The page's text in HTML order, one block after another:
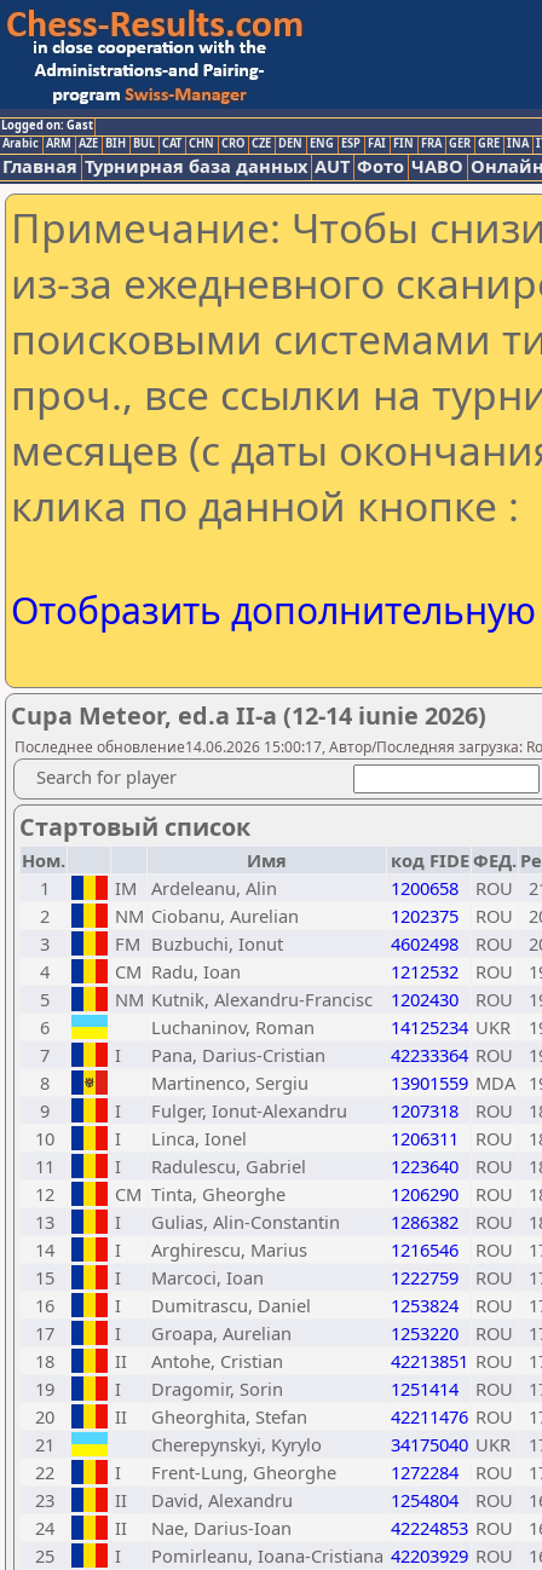
Logged on: Gast
Arabic ARM AZE BIH BUL CAT CHN CRO CZE DEN ENG ESP FAI FIN FRA GER GRE INA
Главная Турнирная база данных AUT Фото ЧАВО
Примечание: Чтобы
из-за ежедневного
поисковыми системами
проч., все ссылки на
месяцев (с даты
клика по данной кнопке :
Отобразить
Cupa Meteor, ed.a II-a (12-14 iunie 2026)
Последнее обновление14.06.2026 15:00:17, Автор/Последняя загрузка:
Search for player
Стартовый список
Ном. Имя код FIDEФЕД.
1
IM Ardeleanu, Alin 1200658 ROU
2
NM Ciobanu, Aurelian 1202375 ROU
3
FM Buzbuchi, Ionut 4602498 ROU
4
CM Radu, Ioan 1212532 ROU
5
NM Kutnik, Alexandru-Francisc 1202430 ROU
6
Luchaninov, Roman 14125234 UKR
7
I Pana, Darius-Cristian 42233364 ROU
8
Martinenco, Sergiu 13901559 MDA
9
I Fulger, Ionut-Alexandru 1207318 ROU
10
I Linca, Ionel 1206311 ROU
11
I Radulescu, Gabriel 1223640 ROU
12
CM Tinta, Gheorghe 1206290 ROU
13
I Gulias, Alin-Constantin 1286382 ROU
14
I Arghirescu, Marius 1216546 ROU
15
I Marcoci, Ioan 1222759 ROU
16
I Dumitrascu, Daniel 1253824 ROU
17
I Groapa, Aurelian 1253220 ROU
18
II Antohe, Cristian 42213851 ROU
19
I Dragomir, Sorin 1251414 ROU
20
II Gheorghita, Stefan 42211476 ROU
21
Cherepynskyi, Kyrylo 34175040 UKR
22
I Frent-Lung, Gheorghe 1272284 ROU
23
II David, Alexandru 1254804 ROU
24
II Nae, Darius-Ioan 42224853 ROU
25
I Pomirleanu, Ioana-Cristiana 42203929 ROU